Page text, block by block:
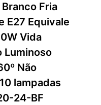
Fria
E27 Equivale
Vida
Luminoso
Não
lampadas
24-BF